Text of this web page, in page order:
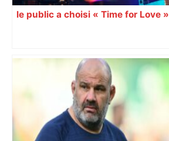
le public a choisi « Time for Love »